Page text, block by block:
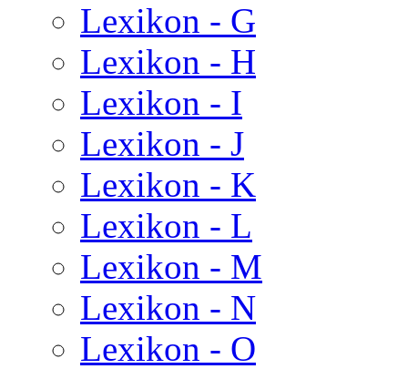
Lexikon - G
Lexikon - H
Lexikon - I
Lexikon - J
Lexikon - K
Lexikon - L
Lexikon - M
Lexikon - N
Lexikon - O